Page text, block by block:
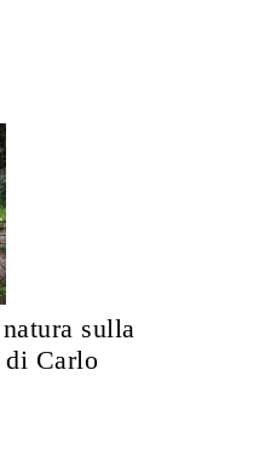
sulla
di Carlo